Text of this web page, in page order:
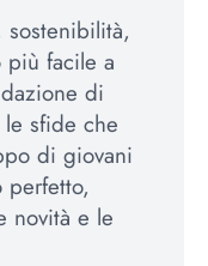
sostenibilità,
più facile a
di
sfide che
di giovani
novità e le